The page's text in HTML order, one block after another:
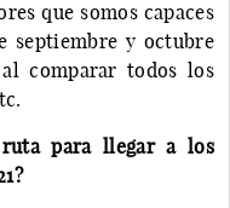
que somos capaces
septiembre y octubre
comparar todos los
ruta para llegar a los